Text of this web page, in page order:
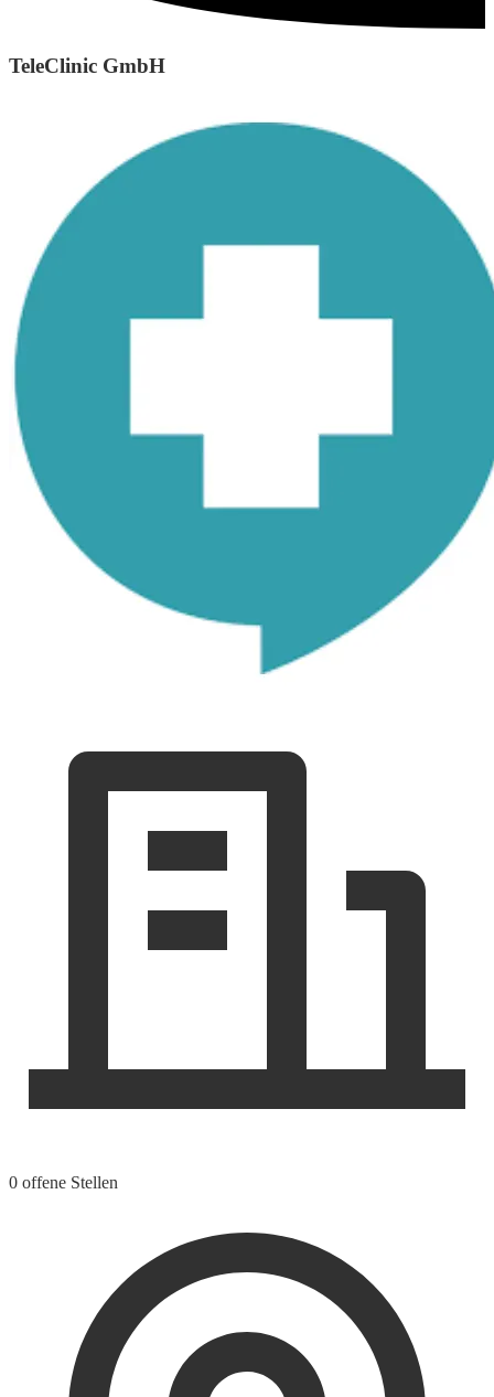
TeleClinic GmbH
0 offene Stellen